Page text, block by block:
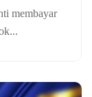
membayar